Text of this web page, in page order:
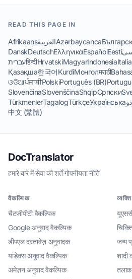
READ THIS PAGE IN
AfrikaansالعربيةAzərbaycanca
DanskDeutschΕλληνικάEspañolEesti
עבריתहिन्दीHrvatskiMagyarIndonesia
Қазақша한국어KurdîМонголमराठी
ଓଡିଆਪੰਜਾਬੀPolskiPortuguês (BR)
SlovenčinaSlovenščinaShqipСрпски
TürkmenlerTagalogTürkçeУкраїнська
中文 (繁體)
DocTranslator
हमारे बारे में·सेवा की शर्तें·गोपनीयता नीति
वैकल्पिक
चैटजीपीटी वैकल्पिक
Google अनुवाद वैकल्पिक
डीपएल दस्तावेज़ अनुवादक
यांडेक्स अनुवाद वैकल्पिक
अमेज़न अनुवाद वैकल्पिक
जन्म
शादी
तलाक